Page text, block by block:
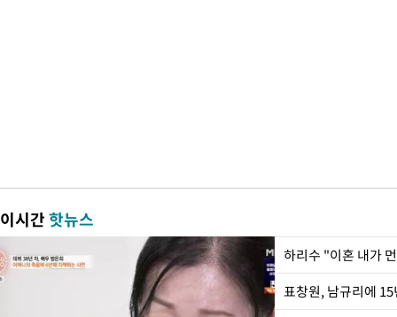
이시간핫뉴스
하리수 "이혼 내가